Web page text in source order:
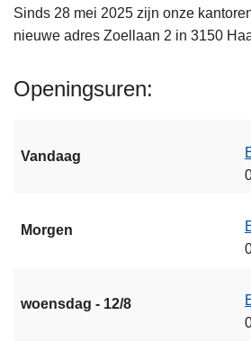
Sinds 28 mei 2025 zijn onze
nieuwe adres Zoellaan 2 in 3150
Openingsuren
Vandaag
Morgen
woensdag - 12/8